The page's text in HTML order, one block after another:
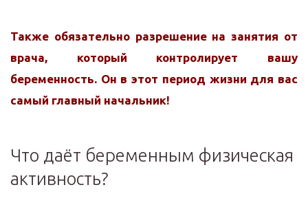
Также обязательно разрешение на занятия от
врача, который контролирует вашу
беременность. Он в этот период жизни для вас
самый главный начальник!
Что даёт беременным физическая
активность?